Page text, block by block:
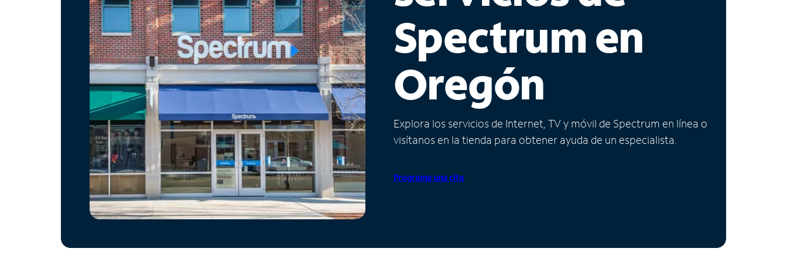
Spectrum en
Oregón
Explora los servicios de Internet, TV y móvil de Spectrum en línea o
visítanos en la tienda para obtener ayuda de un especialista.
Programa una cita